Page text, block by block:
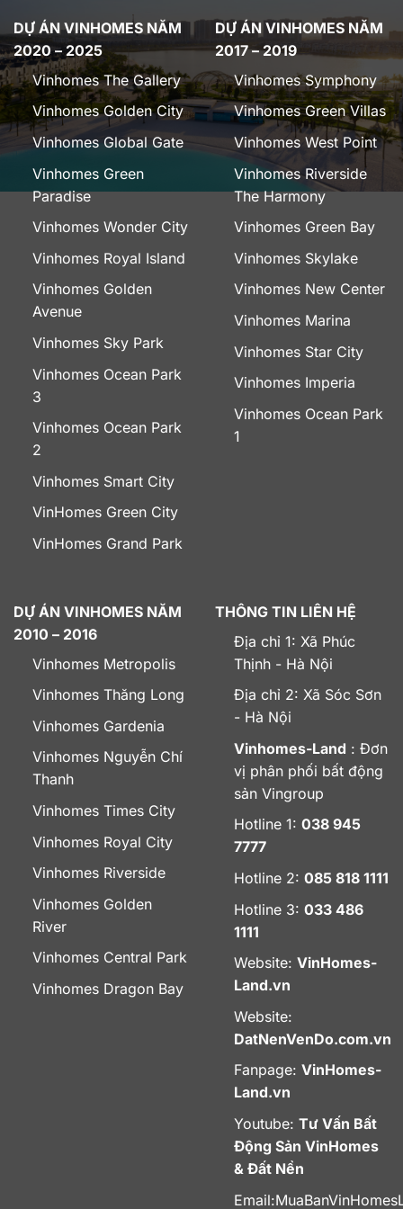
DỰ ÁN VINHOMES NĂM
2020 – 2025
Vinhomes The Gallery
Vinhomes Golden City
Vinhomes Global Gate
Vinhomes Green
Paradise
Vinhomes Wonder City
Vinhomes Royal Island
Vinhomes Golden
Avenue
Vinhomes Sky Park
Vinhomes Ocean Park
3
Vinhomes Ocean Park
2
Vinhomes Smart City
VinHomes Green City
VinHomes Grand Park
DỰ ÁN VINHOMES NĂM
2017 – 2019
Vinhomes Symphony
Vinhomes Green Villas
Vinhomes West Point
Vinhomes Riverside
The Harmony
Vinhomes Green Bay
Vinhomes Skylake
Vinhomes New Center
Vinhomes Marina
Vinhomes Star City
Vinhomes Imperia
Vinhomes Ocean Park
1
DỰ ÁN VINHOMES NĂM
2010 – 2016
Vinhomes Metropolis
Vinhomes Thăng Long
Vinhomes Gardenia
Vinhomes Nguyễn Chí
Thanh
Vinhomes Times City
Vinhomes Royal City
Vinhomes Riverside
Vinhomes Golden
River
Vinhomes Central Park
Vinhomes Dragon Bay
THÔNG TIN LIÊN HỆ
Địa chỉ 1: Xã Phúc
Thịnh - Hà Nội
Địa chỉ 2: Xã Sóc Sơn
- Hà Nội
Vinhomes-Land : Đơn
vị phân phối bất động
sản Vingroup
Hotline 1: 038 945
7777
Hotline 2: 085 818 1111
Hotline 3: 033 486
1111
Website: VinHomes-
Land.vn
Website:
DatNenVenDo.com.vn
Fanpage: VinHomes-
Land.vn
Youtube: Tư Vấn Bất
Động Sản VinHomes
& Đất Nền
Email: